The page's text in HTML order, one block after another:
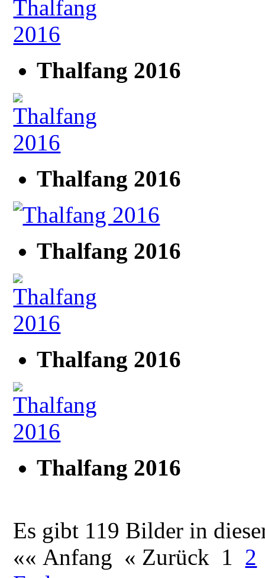
Thalfang 2016
Thalfang 2016
Thalfang 2016
Thalfang 2016
Thalfang 2016
Es gibt 119 Bilder in
«« Anfang « Zurück 1 2